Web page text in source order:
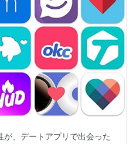
、デートアプリで出会った